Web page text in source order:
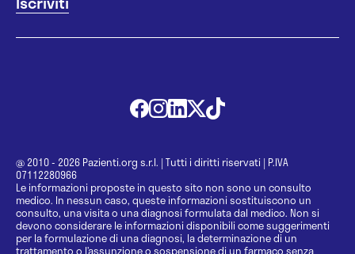
@ 2010 - 2026 Pazienti.org s.r.l. | Tutti i diritti riservati | P.IVA
07112280966
Le informazioni proposte in questo sito non sono un consulto
medico. In nessun caso, queste informazioni sostituiscono un
consulto, una visita o una diagnosi formulata dal medico. Non si
devono considerare le informazioni disponibili come suggerimenti
per la formulazione di una diagnosi, la determinazione di un
trattamento o l’assunzione o sospensione di un farmaco senza